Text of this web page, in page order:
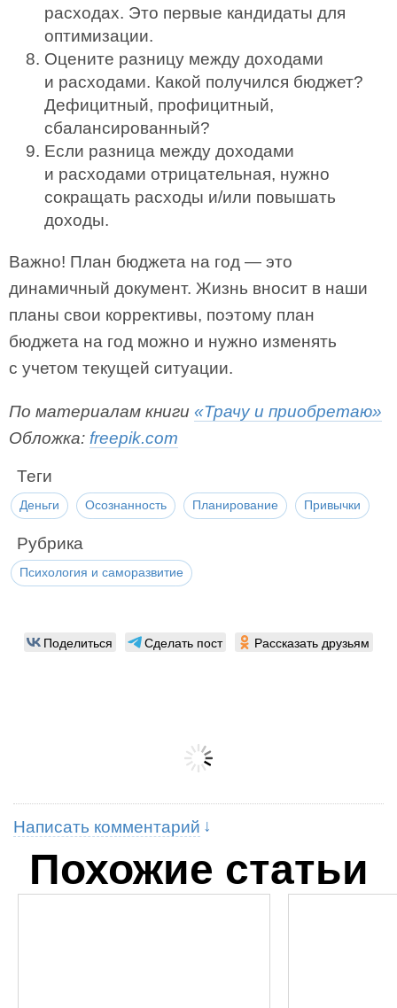
расходах. Это первые кандидаты для
оптимизации.
Оцените разницу между доходами
и расходами. Какой получился бюджет?
Дефицитный, профицитный,
сбалансированный?
Если разница между доходами
и расходами отрицательная, нужно
сокращать расходы и/или повышать
доходы.
Важно! План бюджета на год — это
динамичный документ. Жизнь вносит в наши
планы свои коррективы, поэтому план
бюджета на год можно и нужно изменять
с учетом текущей ситуации.
По материалам книги «Трачу и приобретаю»
Обложка: freepik.com
Теги
Деньги Осознанность Планирование Привычки
Рубрика
Психология и саморазвитие
Поделиться Сделать пост Рассказать друзьям
Написать комментарий
Похожие статьи